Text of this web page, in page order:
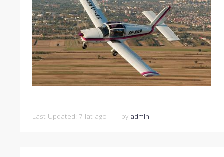
Last Updated: 7 lat ago by admin